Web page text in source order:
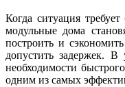
Когда ситуация
модульные дома
построить и
допустить задержек. В
необходимости
одним из самых